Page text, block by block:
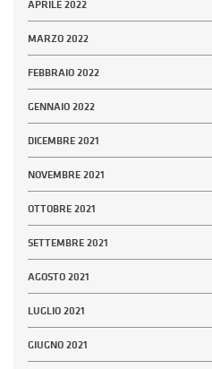
APRILE 2022
MARZO 2022
FEBBRAIO 2022
GENNAIO 2022
DICEMBRE 2021
NOVEMBRE 2021
OTTOBRE 2021
SETTEMBRE 2021
AGOSTO 2021
LUGLIO 2021
GIUGNO 2021